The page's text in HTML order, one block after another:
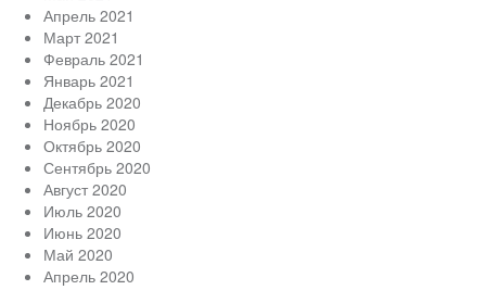
Апрель 2021
Март 2021
Февраль 2021
Январь 2021
Декабрь 2020
Ноябрь 2020
Октябрь 2020
Сентябрь 2020
Август 2020
Июль 2020
Июнь 2020
Май 2020
Апрель 2020